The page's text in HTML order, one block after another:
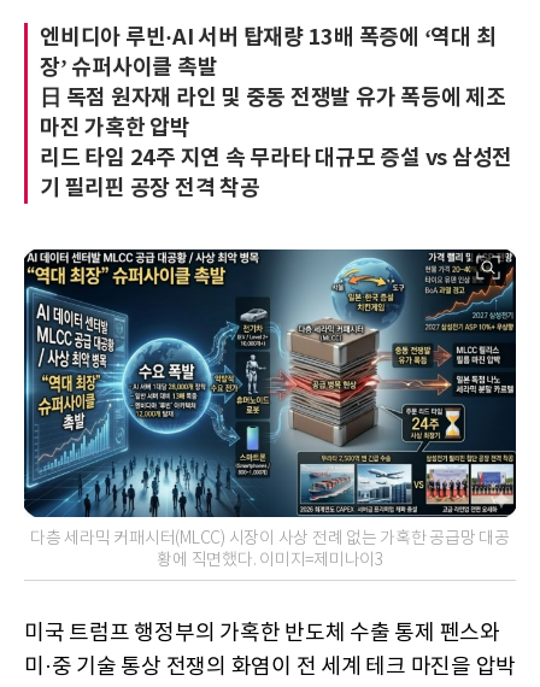
엔비디아 루빈·AI 서버 탑재량 13배 폭증에 ‘역대 최
장’ 슈퍼사이클 촉발
日 독점 원자재 라인 및 중동 전쟁발 유가 폭등에 제조
마진 가혹한 압박
리드 타임 24주 지연 속 무라타 대규모 증설 vs 삼성전
기 필리핀 공장 전격 착공
다층 세라믹 커패시터(MLCC) 시장이 사상 전례 없는 가혹한 공급망 대공
황에 직면했다. 이미지=제미나이3
미국 트럼프 행정부의 가혹한 반도체 수출 통제 펜스와
미·중 기술 통상 전쟁의 화염이 전 세계 테크 마진을 압박